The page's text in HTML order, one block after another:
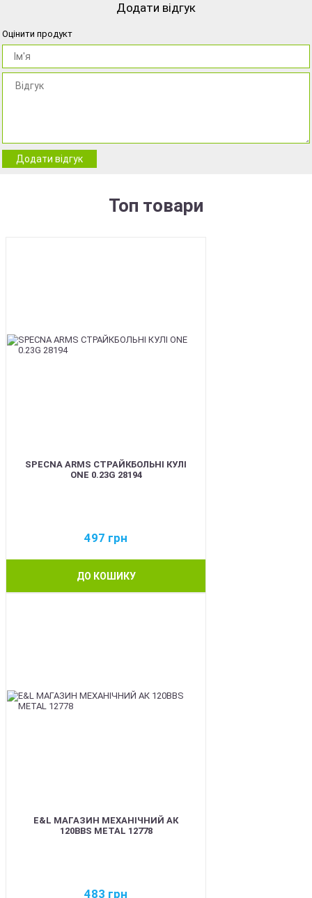
Додати відгук
Оцінити продукт
Додати відгук
Топ товари
SPECNA ARMS СТРАЙКБОЛЬНІ КУЛІ
ONE 0.23G 28194
497 грн
ДО КОШИКУ
E&L МАГАЗИН МЕХАНІЧНИЙ АК
120BBS METAL 12778
483 грн